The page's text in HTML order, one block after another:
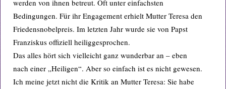
werden von ihnen betreut. Oft unter einfachsten
Bedingungen. Für ihr Engagement erhielt Mutter Teresa den
Friedensnobelpreis. Im letzten Jahr wurde sie von Papst
Franziskus offiziell heiliggesprochen.
Das alles hört sich vielleicht ganz wunderbar an – eben
nach einer „Heiligen“. Aber so einfach ist es nicht gewesen.
Ich meine jetzt nicht die Kritik an Mutter Teresa: Sie habe